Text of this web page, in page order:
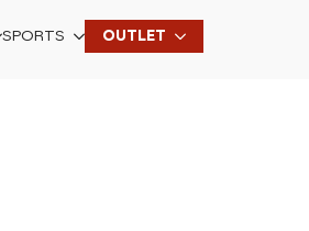
SPORTS OUTLET